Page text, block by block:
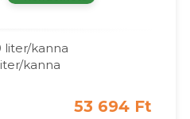
liter/kanna
kanna
53 694 Ft